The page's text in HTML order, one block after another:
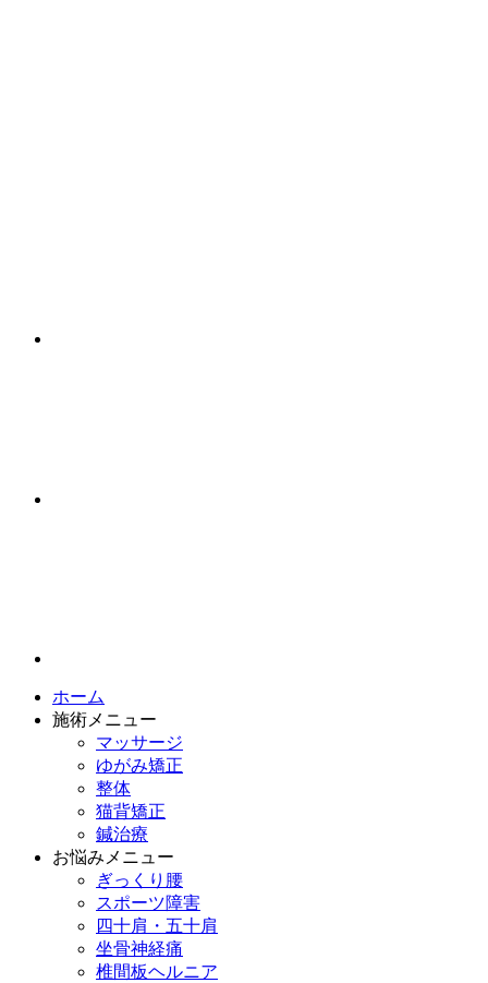
ホーム
施術メニュー
マッサージ
ゆがみ矯正
整体
猫背矯正
鍼治療
お悩みメニュー
ぎっくり腰
スポーツ障害
四十肩・五十肩
坐骨神経痛
椎間板ヘルニア